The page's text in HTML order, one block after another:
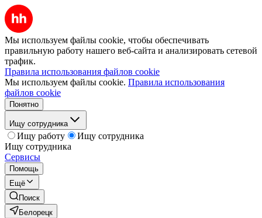
Мы используем файлы cookie, чтобы обеспечивать
правильную работу нашего веб-сайта и анализировать сетевой
трафик.
Правила использования файлов cookie
Мы используем файлы cookie. Правила использования
файлов cookie
Понятно
Ищу сотрудника
Ищу работу
Ищу сотрудника
Ищу сотрудника
Сервисы
Помощь
Ещё
Поиск
Белорецк